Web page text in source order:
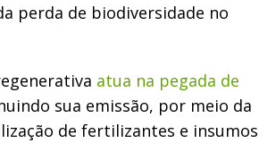
perda de biodiversidade no
atua na pegada de
sua emissão, por meio da
de fertilizantes e insumos